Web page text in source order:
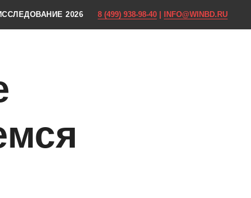
2026 8 (499) 938-98-40 INFO@WINBD.RU